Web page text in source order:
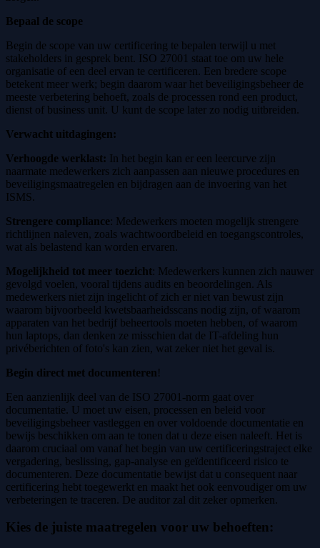
Bepaal de scope
Begin de scope van uw certificering te bepalen terwijl u met
stakeholders in gesprek bent. ISO 27001 staat toe om uw hele
organisatie of een deel ervan te certificeren. Een bredere scope
betekent meer werk; begin daarom waar het beveiligingsbeheer de
meeste verbetering behoeft, zoals de processen rond een product,
dienst of business unit. U kunt de scope later zo nodig uitbreiden.
Verwacht uitdagingen:
Verhoogde werklast: In het begin kan er een leercurve zijn
naarmate medewerkers zich aanpassen aan nieuwe procedures en
beveiligingsmaatregelen en bijdragen aan de invoering van het
ISMS.
Strengere compliance: Medewerkers moeten mogelijk strengere
richtlijnen naleven, zoals wachtwoordbeleid en toegangscontroles,
wat als belastend kan worden ervaren.
Mogelijkheid tot meer toezicht: Medewerkers kunnen zich nauwer
gevolgd voelen, vooral tijdens audits en beoordelingen. Als
medewerkers niet zijn ingelicht of zich er niet van bewust zijn
waarom bijvoorbeeld kwetsbaarheidsscans nodig zijn, of waarom
apparaten van het bedrijf beheertools moeten hebben, of waarom
hun laptops, dan denken ze misschien dat de IT-afdeling hun
privéberichten of foto's kan zien, wat zeker niet het geval is.
Begin direct met documenteren!
Een aanzienlijk deel van de ISO 27001-norm gaat over
documentatie. U moet uw eisen, processen en beleid voor
beveiligingsbeheer vastleggen en over voldoende documentatie en
bewijs beschikken om aan te tonen dat u deze eisen naleeft. Het is
daarom cruciaal om vanaf het begin van uw certificeringstraject elke
vergadering, beslissing, gap-analyse en geïdentificeerd risico te
documenteren. Deze documentatie bewijst dat u consequent naar
certificering hebt toegewerkt en maakt het ook eenvoudiger om uw
verbeteringen te traceren. De auditor zal dit zeker opmerken.
Kies de juiste maatregelen voor uw behoeften: